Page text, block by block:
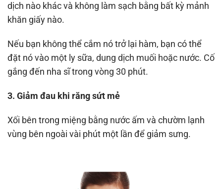
dịch nào khác và không làm sạch bằng bất kỳ mảnh
khăn giấy nào.
Nếu bạn không thể cắm nó trở lại hàm, bạn có thể
đặt nó vào một ly sữa, dung dịch muối hoặc nước. Cố
gắng đến nha sĩ trong vòng 30 phút.
3. Giảm đau khi răng sứt mẻ
Xối bên trong miệng bằng nước ấm và chườm lạnh
vùng bên ngoài vài phút một lần để giảm sưng.